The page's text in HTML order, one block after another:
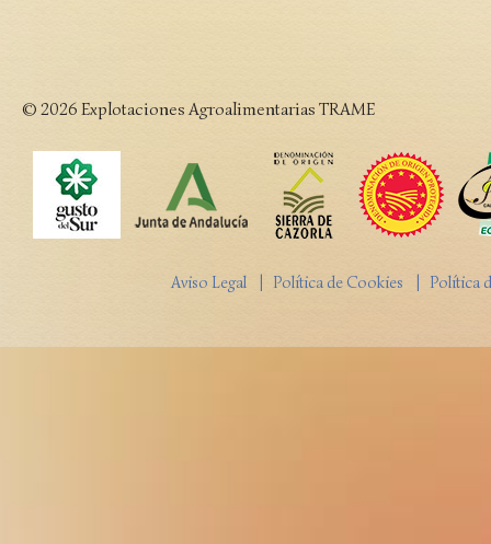
© 2026 Explotaciones Agroalimentarias TRAME
Aviso Legal | Política de Cookies | Política